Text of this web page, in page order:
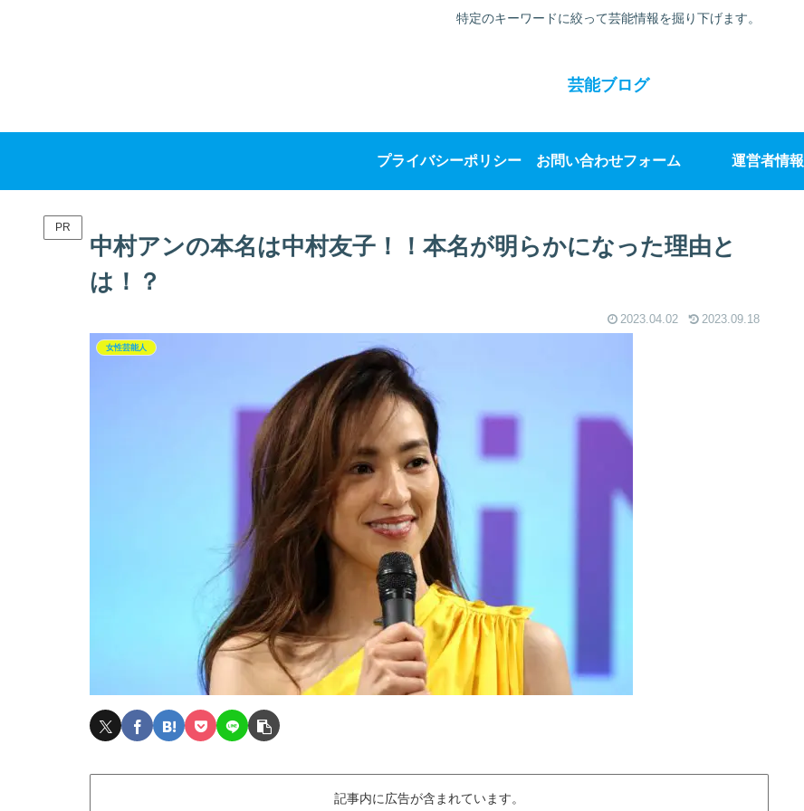
特定のキーワードに絞って芸能情報を掘り下げます。
芸能ブログ
プライバシーポリシー お問い合わせフォーム 運営者情報
PR
中村アンの本名は中村友子！！本名が明らかになった理由と
は！？
2023.04.02 2023.09.18
女性芸能人
記事内に広告が含まれています。